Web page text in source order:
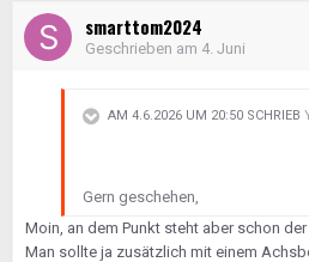
smarttom2024
Geschrieben am 4. Juni
AM 4.6.2026 UM 20:50 SCHRIEB
Gern geschehen,
Moin, an dem Punkt steht aber schon
Man sollte ja zusätzlich mit einem